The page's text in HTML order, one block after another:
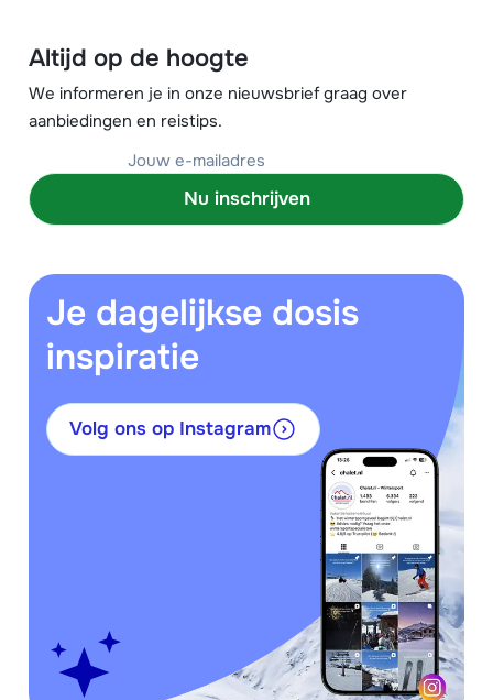
Altijd op de hoogte
We informeren je in onze nieuwsbrief graag over
aanbiedingen en reistips.
Nu inschrijven
Je dagelijkse dosis
inspiratie
Volg ons op Instagram